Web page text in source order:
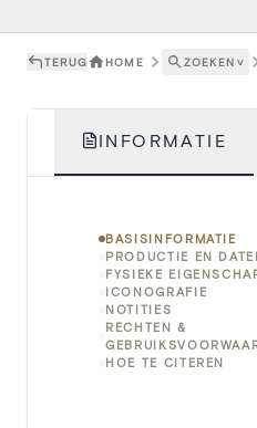
TERUG HOME ZOEKEN ˅
INFORMATIE
BASISINFORMATIE
PRODUCTIE EN
FYSIEKE
ICONOGRAFIE
NOTITIES
RECHTEN &
HOE TE CITEREN